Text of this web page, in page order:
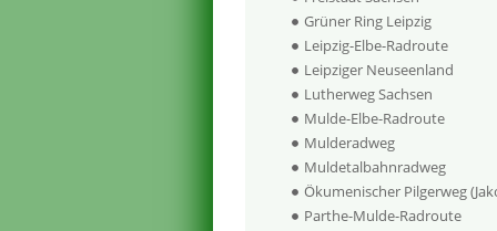
Grüner Ring Leipzig
Leipzig-Elbe-Radroute
Leipziger Neuseenland
Lutherweg Sachsen
Mulde-Elbe-Radroute
Mulderadweg
Muldetalbahnradweg
Ökumenischer Pilgerweg
Parthe-Mulde-Radroute